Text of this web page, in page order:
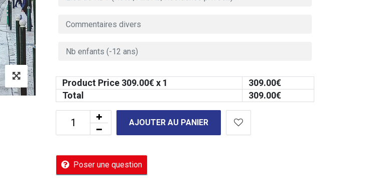
Product Price 309.00€ x 1 309.00€
Total
309.00€
AJOUTER AU PANIER
Poser une question